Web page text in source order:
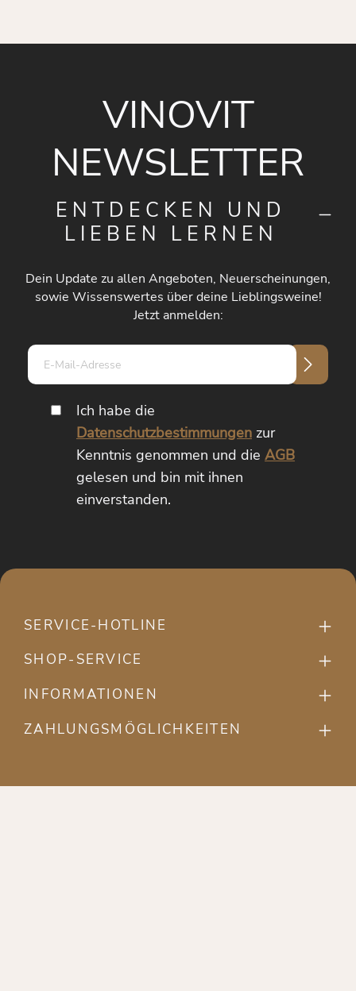
VINOVIT
NEWSLETTER
ENTDECKEN UND
LIEBEN LERNEN
Dein Update zu allen Angeboten, Neuerscheinungen,
sowie Wissenswertes über deine Lieblingsweine!
Jetzt anmelden:
Adresse*
Ich habe die
Datenschutzbestimmungenzur
Kenntnis genommen und die AGB
gelesen und bin mit ihnen
einverstanden.
SERVICE-HOTLINE
SHOP-SERVICE
INFORMATIONEN
ZAHLUNGSMÖGLICHKEITEN